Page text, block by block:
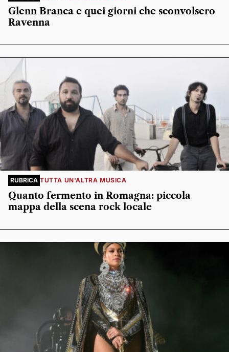
Glenn Branca e quei giorni che sconvolsero
Ravenna
RUBRICA TUTTA UN'ALTRA MUSICA
Quanto fermento in Romagna: piccola
mappa della scena rock locale